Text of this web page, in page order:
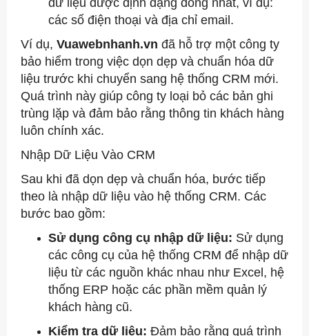
dữ liệu được định dạng đồng nhất, ví dụ:
các số điện thoại và địa chỉ email.
Ví dụ, Vuawebnhanh.vn đã hỗ trợ một công ty
bảo hiểm trong việc dọn dẹp và chuẩn hóa dữ
liệu trước khi chuyển sang hệ thống CRM mới.
Quá trình này giúp công ty loại bỏ các bản ghi
trùng lặp và đảm bảo rằng thông tin khách hàng
luôn chính xác.
Nhập Dữ Liệu Vào CRM
Sau khi đã dọn dẹp và chuẩn hóa, bước tiếp
theo là nhập dữ liệu vào hệ thống CRM. Các
bước bao gồm:
Sử dụng công cụ nhập dữ liệu: Sử dụng
các công cụ của hệ thống CRM để nhập dữ
liệu từ các nguồn khác nhau như Excel, hệ
thống ERP hoặc các phần mềm quản lý
khách hàng cũ.
Kiểm tra dữ liệu: Đảm bảo rằng quá trình